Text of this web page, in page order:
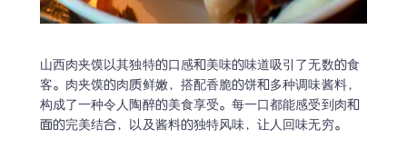
山西肉夹馍以其独特的口感和美味的味道吸引了无数的食
客。肉夹馍的肉质鲜嫩，搭配香脆的饼和多种调味酱料，
构成了一种令人陶醉的美食享受。每一口都能感受到肉和
面的完美结合，以及酱料的独特风味，让人回味无穷。